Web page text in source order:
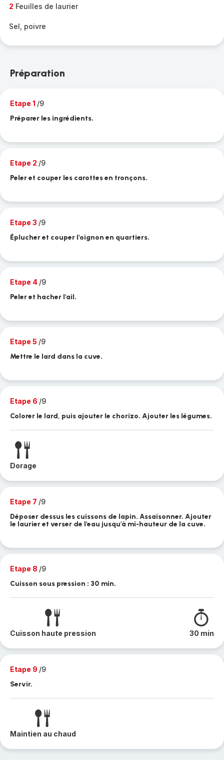
2 Feuilles de laurier
Sel, poivre
Préparation
Etape 1 /9
Préparer les ingrédients.
Etape 2 /9
Peler et couper les carottes en tronçons.
Etape 3 /9
Éplucher et couper l'oignon en quartiers.
Etape 4 /9
Peler et hacher l'ail.
Etape 5 /9
Mettre le lard dans la cuve.
Etape 6 /9
Colorer le lard, puis ajouter le chorizo. Ajouter les légumes.
Dorage
Etape 7 /9
Déposer dessus les cuissons de lapin. Assaisonner. Ajouter
le laurier et verser de l'eau jusqu'à mi-hauteur de la cuve.
Etape 8 /9
Cuisson sous pression : 30 min.
Cuisson haute pression 30 min
Etape 9 /9
Servir.
Maintien au chaud